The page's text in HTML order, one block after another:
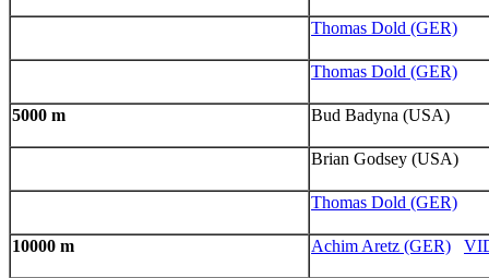
Thomas Dold (GER)
Thomas Dold (GER)
5000 m Bud Badyna (USA)
Brian Godsey (USA)
Thomas Dold (GER)
10000 m Achim Aretz (GER)